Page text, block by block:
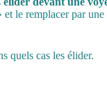
et le remplacer par une
quels cas les élider.